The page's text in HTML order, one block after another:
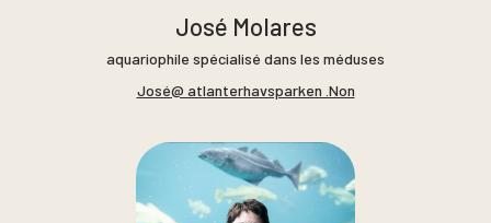
José Molares
aquariophile spécialisé dans les méduses
José@ atlanterhavsparken .Non